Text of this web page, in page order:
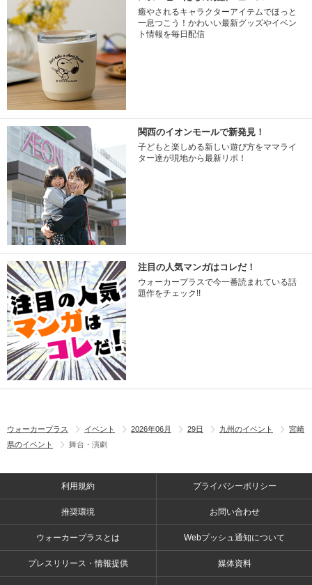
癒やされるキャラクターアイテムでほっと
一息つこう！かわいい最新グッズやイベン
ト情報を毎日配信
関西のイオンモールで新発見！
子どもと楽しめる新しい遊び方をママライ
ター達が現地から最新リポ！
注目の人気マンガはコレだ！
ウォーカープラスで今一番読まれている話
題作をチェック!!
ウォーカープラス イベント 2026年06月 29日 九州のイベント
宮崎
県のイベント
舞台・演劇
利用規約 プライバシーポリシー
推奨環境 お問い合わせ
ウォーカープラスとは Webプッシュ通知について
プレスリリース・情報提供 媒体資料